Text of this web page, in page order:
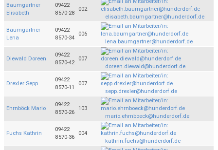
Baumgartner
Elisabeth
09422
8570-28
002
elisabeth.baumgartner@hunderdorf.de
Baumgartner
Lena
09422
8570-34
006
lena.baumgartner@hunderdorf.de
Diewald Doreen
09422
8570-42
007
doreen.diewald@hunderdorf.de
Drexler Sepp
09422
8570-11
007
sepp.drexler@hunderdorf.de
Ehrnböck Mario
09422
8570-26
103
mario.ehrnboeck@hunderdorf.de
Fuchs Kathrin
09422
8570-36
004
kathrin.fuchs@hunderdorf.de